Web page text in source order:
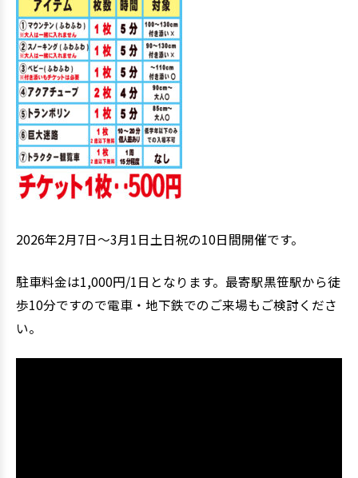
2026年2月7日～3月1日土日祝の10日間開催です。
駐車料金は1,000円/1日となります。最寄駅黒笹駅から徒
歩10分ですので電車・地下鉄でのご来場もご検討くださ
い。